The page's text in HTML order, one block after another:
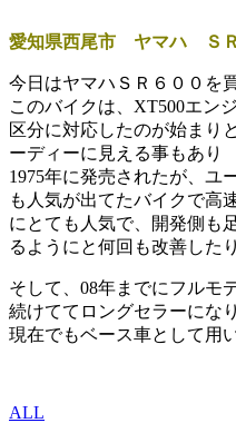
愛知県西尾市 ヤマハ Ｓ
今日はヤマハＳＲ６００を
このバイクは、XT500エン
区分に対応したのが始まり
ーディーに見える事もあり
1975年に発売されたが、ユ
も人気が出てたバイクで高
にとても人気で、開発側も
るようにと何回も改善した
そして、08年までにフルモ
続けててロングセラーになり
現在でもベース車として用
ALL